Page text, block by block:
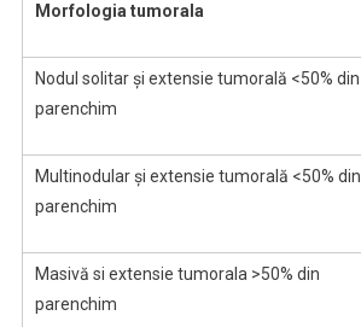
Morfologia tumorala
Nodul solitar şi extensie tumorală <50% din
parenchim
Multinodular şi extensie tumorală <50% din
parenchim
Masivă si extensie tumorala >50% din
parenchim